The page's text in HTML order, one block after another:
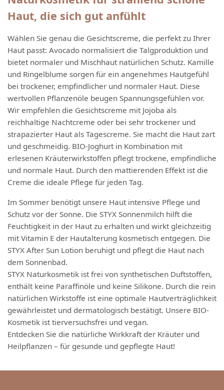
Haut, die sich gut anfühlt
Wählen Sie genau die Gesichtscreme, die perfekt zu Ihrer
Haut passt: Avocado normalisiert die Talgproduktion und
bietet normaler und Mischhaut natürlichen Schutz. Kamille
und Ringelblume sorgen für ein angenehmes Hautgefühl
bei trockener, empfindlicher und normaler Haut. Diese
wertvollen Pflanzenöle beugen Spannungsgefühlen vor.
Wir empfehlen die Gesichtscreme mit Jojoba als
reichhaltige Nachtcreme oder bei sehr trockener und
strapazierter Haut als Tagescreme. Sie macht die Haut zart
und geschmeidig. BIO-Joghurt in Kombination mit
erlesenen Kräuterwirkstoffen pflegt trockene, empfindliche
und normale Haut. Durch den mattierenden Effekt ist die
Creme die ideale Pflege für jeden Tag.
Im Sommer benötigt unsere Haut intensive Pflege und
Schutz vor der Sonne. Die STYX Sonnenmilch hilft die
Feuchtigkeit in der Haut zu erhalten und wirkt gleichzeitig
mit Vitamin E der Hautalterung kosmetisch entgegen. Die
STYX After Sun Lotion beruhigt und pflegt die Haut nach
dem Sonnenbad.
STYX Naturkosmetik ist frei von synthetischen Duftstoffen,
enthält keine Paraffinöle und keine Silikone. Durch die rein
natürlichen Wirkstoffe ist eine optimale Hautverträglichkeit
gewährleistet und dermatologisch bestätigt. Unsere BIO-
Kosmetik ist tierversuchsfrei und vegan.
Entdecken Sie die natürliche Wirkkraft der Kräuter und
Heilpflanzen – für gesunde und gepflegte Haut!